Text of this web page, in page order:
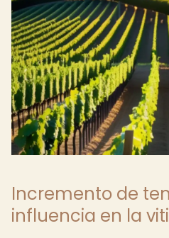
Incremento de
influencia en la